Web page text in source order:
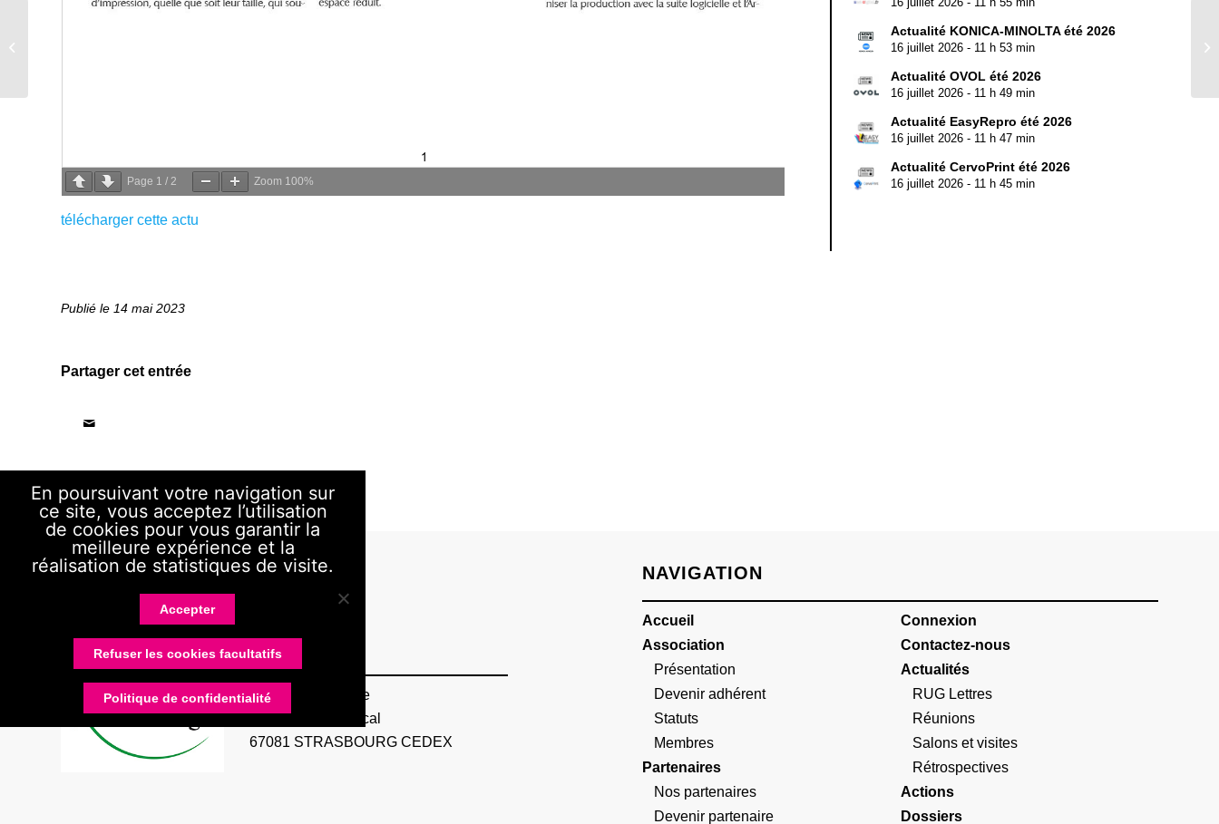
Page 1 / 2 Zoom 100%
télécharger cette actu
14 mai 2023
Partager cet entrée
16 juillet 2026 - 11 h 55 min
Actualité KONICA-MINOLTA été 2026
16 juillet 2026 - 11 h 53 min
Actualité OVOL été 2026
16 juillet 2026 - 11 h 49 min
Actualité EasyRepro été 2026
16 juillet 2026 - 11 h 47 min
Actualité CervoPrint été 2026
16 juillet 2026 - 11 h 45 min
RUG
Service imprimerie
4 Rue Blaise Pascal
67081 STRASBOURG CEDEX
NAVIGATION
Accueil
Association
Présentation
Devenir adhérent
Statuts
Membres
Partenaires
Nos partenaires
Devenir partenaire
Connexion
Contactez-nous
Actualités
RUG Lettres
Réunions
Salons et visites
Rétrospectives
Actions
Dossiers
En poursuivant votre navigation sur
ce site, vous acceptez l’utilisation
de cookies pour vous garantir la
meilleure expérience et la
réalisation de statistiques de visite.
Accepter
Refuser les cookies facultatifs
Politique de confidentialité